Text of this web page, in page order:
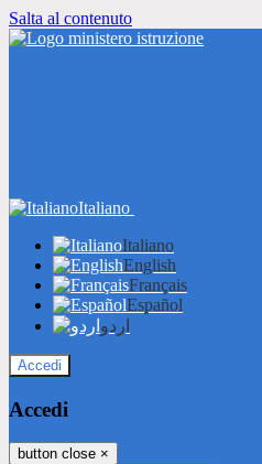
Salta al contenuto
Italiano
Italiano
English
Français
Español
اردو
Accedi
Accedi
button close ×